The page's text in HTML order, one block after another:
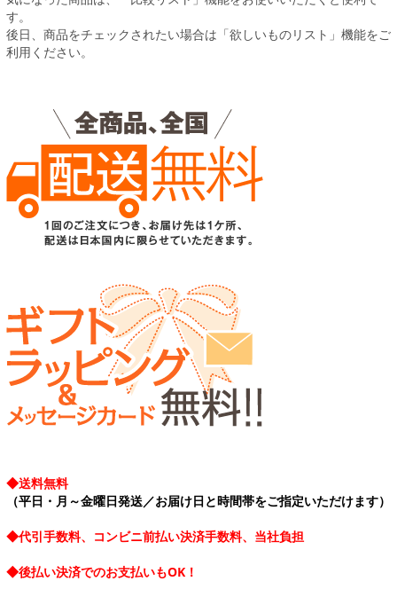
す。
後日、商品をチェックされたい場合は「欲しいものリスト」機能をご
利用ください。
◆送料無料
（平日・月～金曜日発送／お届け日と時間帯をご指定いただけます）
◆代引手数料、コンビニ前払い決済手数料、当社負担
◆後払い決済でのお支払いもOK！